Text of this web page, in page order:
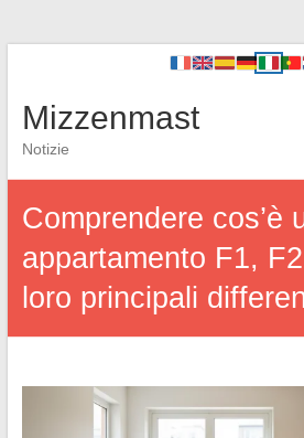
Mizzenmast
Notizie
Comprendere cos’è
appartamento F1,
loro principali